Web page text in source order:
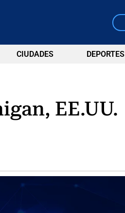
CIUDADES DEPORTES
EE.UU.